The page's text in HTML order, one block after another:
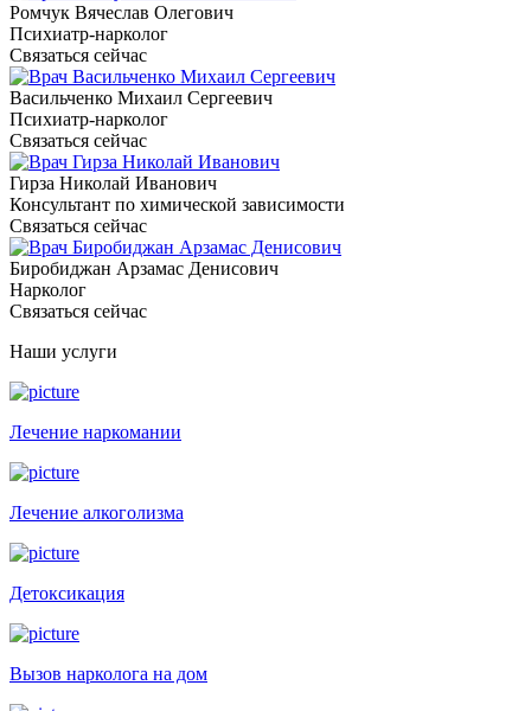
Ромчук Вячеслав Олегович
Психиатр-нарколог
Связаться сейчас
Васильченко Михаил Сергеевич
Психиатр-нарколог
Связаться сейчас
Гирза Николай Иванович
Консультант по химической зависимости
Связаться сейчас
Биробиджан Арзамас Денисович
Нарколог
Связаться сейчас
Наши услуги
Лечение наркомании
Лечение алкоголизма
Детоксикация
Вызов нарколога на дом